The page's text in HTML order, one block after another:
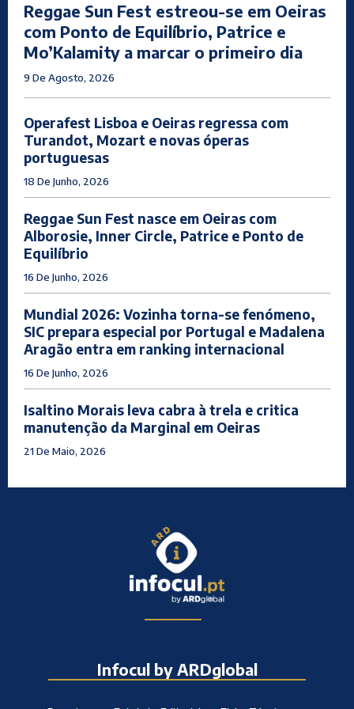
Reggae Sun Fest estreou-se em Oeiras
com Ponto de Equilíbrio, Patrice e
Mo’Kalamity a marcar o primeiro dia
9 De Agosto, 2026
Operafest Lisboa e Oeiras regressa com
Turandot, Mozart e novas óperas
portuguesas
18 De Junho, 2026
Reggae Sun Fest nasce em Oeiras com
Alborosie, Inner Circle, Patrice e Ponto de
Equilíbrio
16 De Junho, 2026
Mundial 2026: Vozinha torna-se fenómeno,
SIC prepara especial por Portugal e Madalena
Aragão entra em ranking internacional
16 De Junho, 2026
Isaltino Morais leva cabra à trela e critica
manutenção da Marginal em Oeiras
21 De Maio, 2026
Infocul by ARDglobal